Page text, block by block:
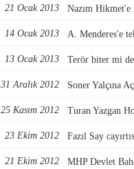
21 Ocak 2013 Nazım Hikmet'e
14 Ocak 2013 A. Menderes'e
13 Ocak 2013 Terör biter mi
31 Aralık 2012 Soner Yalçına
25 Kasım 2012 Turan Yazgan
23 Ekim 2012 Fazıl Say
21 Ekim 2012 MHP Devlet